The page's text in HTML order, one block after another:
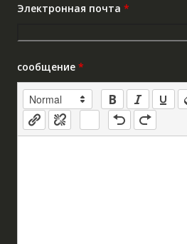
Электронная почта *
сообщение *